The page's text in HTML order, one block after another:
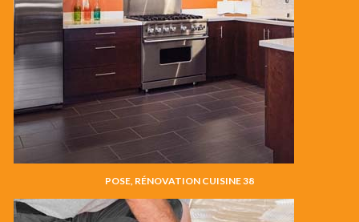
POSE, RÉNOVATION CUISINE 38